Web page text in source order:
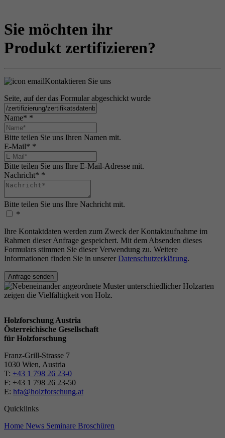
Sie möchten ihr
Produkt zertifizieren?
Kontaktieren Sie uns
Seite, auf der das Formular abgeschickt wurde
Name* *
Bitte teilen Sie uns Ihren Namen mit.
E-Mail* *
Bitte teilen Sie uns Ihre E-Mail-Adresse mit.
Nachricht* *
Bitte teilen Sie uns Ihre Nachricht mit.
*
Ihre Kontaktdaten werden zum Zweck der Kontaktaufnahme im
Rahmen dieser Anfrage gespeichert. Mit dem Absenden dieses
Formulars stimmen Sie dieser Verwendung zu. Weitere
Informationen finden Sie in unserer Datenschutzerklärung.
Anfrage senden
Holzforschung Austria
Österreichische Gesellschaft
für Holzforschung
Franz-Grill-Strasse 7
1030 Wien, Austria
T: +43 1 798 26 23-0
​​F: +43 1 798 26 23-50
E: hfa@holzforschung.at
Quicklinks
Home News Seminare Broschüren